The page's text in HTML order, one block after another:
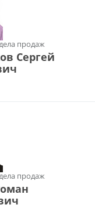
продаж
Сергей
продаж